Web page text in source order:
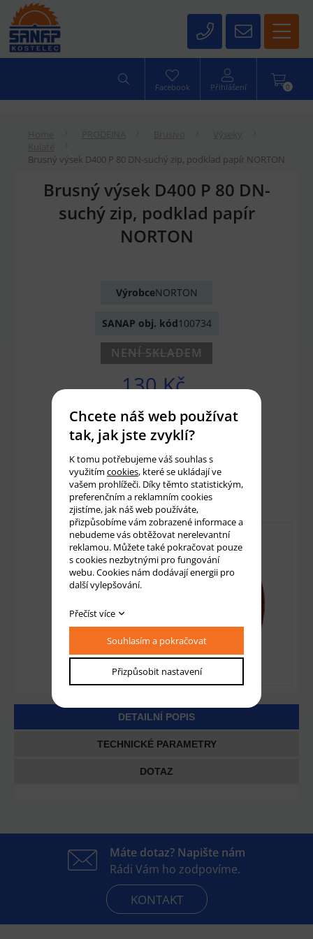
0
Facebook Přihlášení
Brusný výsek D400 P 80 DN-suchý zip, podklad papír NORTON
Brusný výsek D400 P 80 DN-
suchý zip, podklad papír
NORTON
VýrobceNORTON
SANAP obj. kód100734
NENÍ SKLADEM
130 Kč
Množství:
Přidat do košíku
DETAILNÍ POPIS
TECHNICKÉ PARAMETRY
DOTAZ
Máte dotaz? Napište nám
Rádi Vám ho zodpovíme.
KONTAKT
Chcete náš web používat
tak, jak jste zvyklí?
K tomu potřebujeme váš souhlas s
využitím cookies, které se ukládají ve
vašem prohlížeči. Díky těmto statistickým,
preferenčním a reklamním cookies
zjistíme, jak náš web používáte,
přizpůsobíme vám zobrazené informace a
nebudeme vás obtěžovat nerelevantní
reklamou. Můžete také pokračovat pouze
s cookies nezbytnými pro fungování
webu. Cookies nám dodávají energii pro
další vylepšování.
Přečíst více
Souhlasím a pokračovat
Přizpůsobit nastavení